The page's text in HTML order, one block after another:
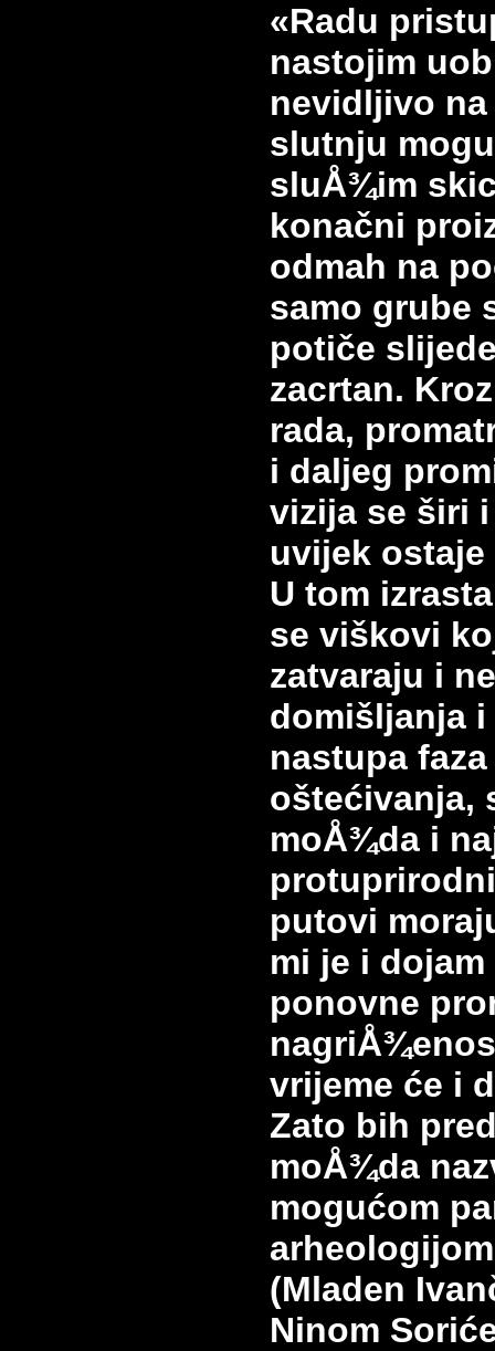
«Radu
nastojim
nevidljivo
slutnju
sluÅ¾im
konačni
odmah na
samo grube
potiče
zacrtan.
rada,
i daljeg
vizija se širi
uvijek
U tom
se viškovi
zatvaraju i
domišljanja i
nastupa
oštećivanja,
moÅ¾da i
putovi
mi je i
ponovne
vrijeme će i
Zato bih
moÅ¾da
mogućom
(Mladen
Ninom